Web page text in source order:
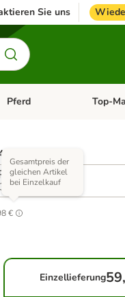
Sie uns
Fisch
Kategorie-Menü öffnen: Vogel
Pferd Top-
€
Gesamtpreis der
gleichen Artikel
bei Einzelkauf
Einzellieferung